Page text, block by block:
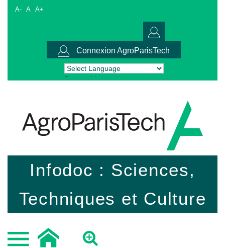
A- A A+
Connexion AgroParisTech
Powered by Translate
Infodoc : Sciences,
Techniques et Culture